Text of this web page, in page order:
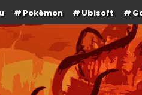
Pokémon Ubisoft